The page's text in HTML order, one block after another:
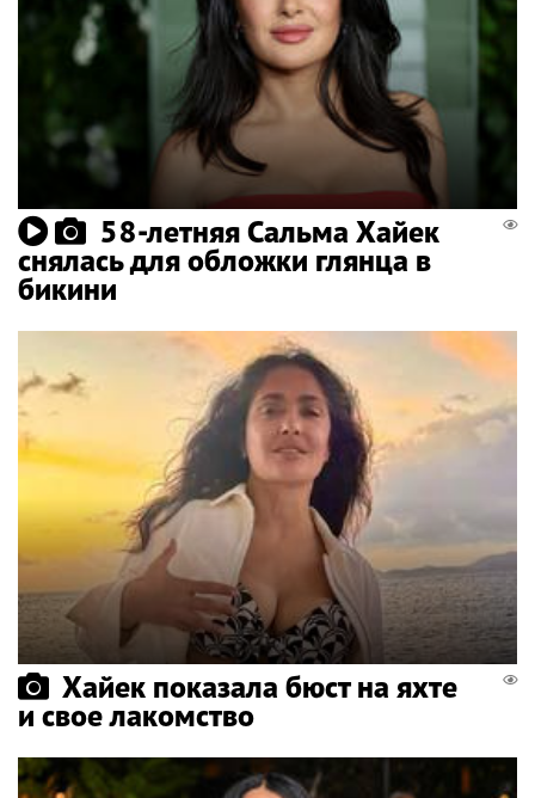
58-летняя Сальма Хайек
снялась для обложки глянца в
бикини
Хайек показала бюст на яхте
и свое лакомство